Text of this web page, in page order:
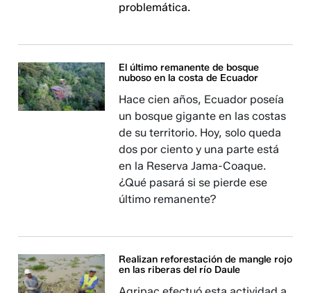
problemática.
El último remanente de bosque
nuboso en la costa de Ecuador
Hace cien años, Ecuador poseía
un bosque gigante en las costas
de su territorio. Hoy, solo queda
dos por ciento y una parte está
en la Reserva Jama-Coaque.
¿Qué pasará si se pierde ese
último remanente?
Realizan reforestación de mangle rojo
en las riberas del río Daule